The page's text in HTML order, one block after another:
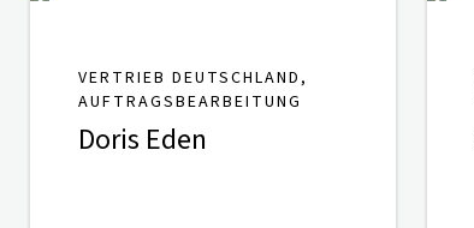
VERTRIEB DEUTSCHLAND,
AUFTRAGSBEARBEITUNG
Doris Eden